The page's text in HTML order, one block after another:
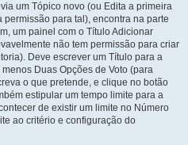
um Tópico novo (ou Edita a primeira
para tal), encontra na parte
um painel com o Título Adicionar
não tem permissão para criar
Deve escrever um Título para a
Duas Opções de Voto (para
o que pretende, e clique no botão
estipular um tempo limite para a
de existir um limite no Número
ao critério e configuração do